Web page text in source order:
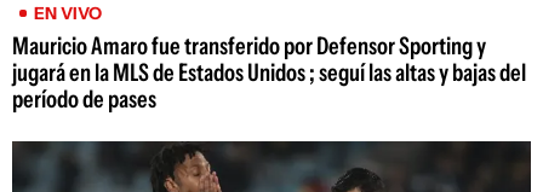
EN VIVO
Mauricio Amaro fue transferido por Defensor Sporting y
jugará en la MLS de Estados Unidos ; seguí las altas y bajas del
período de pases